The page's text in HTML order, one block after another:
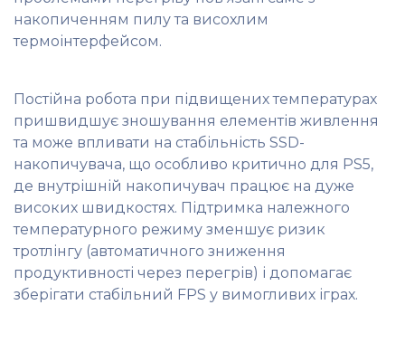
накопиченням пилу та висохлим
термоінтерфейсом.
Постійна робота при підвищених температурах
пришвидшує зношування елементів живлення
та може впливати на стабільність SSD-
накопичувача, що особливо критично для PS5,
де внутрішній накопичувач працює на дуже
високих швидкостях. Підтримка належного
температурного режиму зменшує ризик
тротлінгу (автоматичного зниження
продуктивності через перегрів) і допомагає
зберігати стабільний FPS у вимогливих іграх.